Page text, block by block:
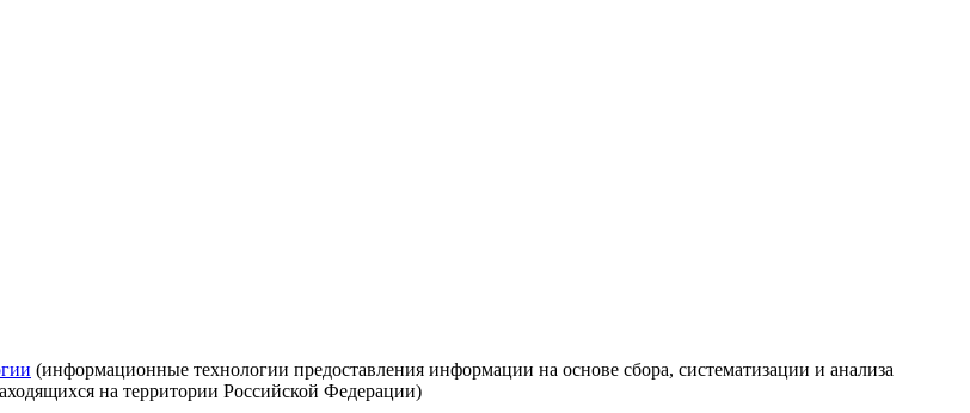
(информационные технологии предоставления информации на основе сбора, систематизации и анализа
на территории Российской Федерации)